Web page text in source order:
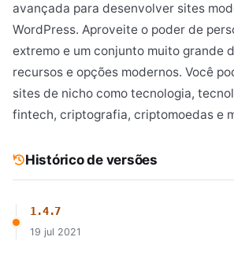
avançada para desenvolver sites
WordPress. Aproveite o poder de
extremo e um conjunto muito grande
recursos e opções modernos. Você
sites de nicho como tecnologia,
fintech, criptografia, criptomoedas e
Histórico de versões
1.4.7
19 jul 2021